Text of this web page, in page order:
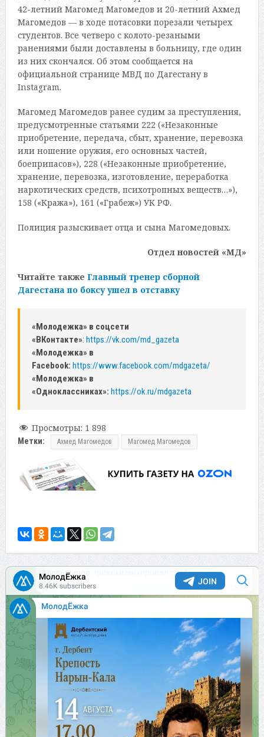
42-летний Магомед Магомедов и 20-летний Ахмед
Магомедов — в ходе потасовки порезали четырех
студентов. Все четверо с колото-резаными
ранениями были доставлены в больницу, где один
из них скончался. Об этом сообщается на
официальной странице МВД по Дагестану в
Instagram.
Магомед Магомедов ранее судим за преступления,
предусмотренные статьями 222 («Незаконные
приобретение, передача, сбыт, хранение, перевозка
или ношение оружия, его основных частей,
боеприпасов»), 228 («Незаконные приобретение,
хранение, перевозка, изготовление, переработка
наркотических средств, психотропных веществ…»),
158 («Кража»), 161 («Грабеж») УК РФ.
Полиция разыскивает отца и сына Магомедовых.
Отдел новостей «МД»
Читайте также Главный тренер сборной
Дагестана по боксу ушел в отставку
«Молодежка» в соцсети
«ВКонтакте»: https://vk.com/md_gazeta
«Молодежка» в
Facebook: https://www.facebook.com/mdgazeta/
«Молодежка» в
«Одноклассниках»: https://ok.ru/mdgazeta
Просмотры: 1 898
Метки: Ахмед Магомедов Магомед Магомедов